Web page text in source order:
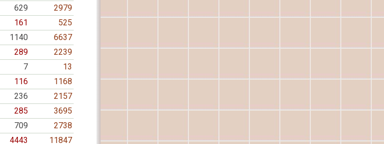
629
2979
161
525
1140
6637
289
2239
7
13
116
1168
236
2157
285
3695
709
2738
4443
11847